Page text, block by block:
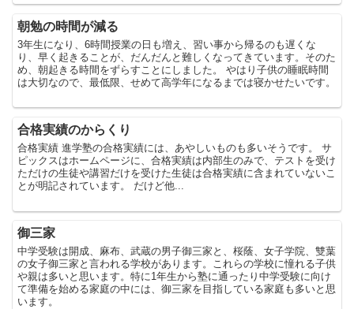
朝勉の時間が減る
3年生になり、6時間授業の日も増え、習い事から帰るのも遅くな
り、早く起きることが、だんだんと難しくなってきています。そのた
め、朝起きる時間をずらすことにしました。 やはり子供の睡眠時間
は大切なので、最低限、せめて高学年になるまでは寝かせたいです。
合格実績のからくり
合格実績 進学塾の合格実績には、あやしいものも多いそうです。 サ
ピックスはホームページに、合格実績は内部生のみで、テストを受け
ただけの生徒や講習だけを受けた生徒は合格実績に含まれていないこ
とが明記されています。 だけど他...
御三家
中学受験は開成、麻布、武蔵の男子御三家と、桜蔭、女子学院、雙葉
の女子御三家と言われる学校があります。これらの学校に憧れる子供
や親は多いと思います。特に1年生から塾に通ったり中学受験に向け
て準備を始める家庭の中には、御三家を目指している家庭も多いと思
います。